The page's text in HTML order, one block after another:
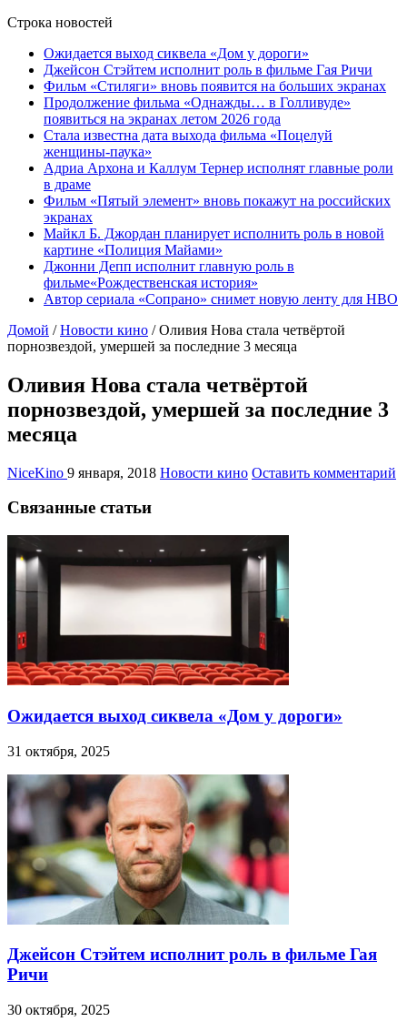
Строка новостей
Ожидается выход сиквела «Дом у дороги»
Джейсон Стэйтем исполнит роль в фильме Гая Ричи
Фильм «Стиляги» вновь появится на больших экранах
Продолжение фильма «Однажды… в Голливуде»
появиться на экранах летом 2026 года
Стала известна дата выхода фильма «Поцелуй
женщины-паука»
Адриа Архона и Каллум Тернер исполнят главные роли
в драме
Фильм «Пятый элемент» вновь покажут на российских
экранах
Майкл Б. Джордан планирует исполнить роль в новой
картине «Полиция Майами»
Джонни Депп исполнит главную роль в
фильме«Рождественская история»
Автор сериала «Сопрано» снимет новую ленту для HBO
Домой / Новости кино / Оливия Нова стала четвёртой
порнозвездой, умершей за последние 3 месяца
Оливия Нова стала четвёртой
порнозвездой, умершей за последние 3
месяца
NiceKino 9 января, 2018 Новости кино Оставить комментарий
Связанные статьи
Ожидается выход сиквела «Дом у дороги»
31 октября, 2025
Джейсон Стэйтем исполнит роль в фильме Гая
Ричи
30 октября, 2025